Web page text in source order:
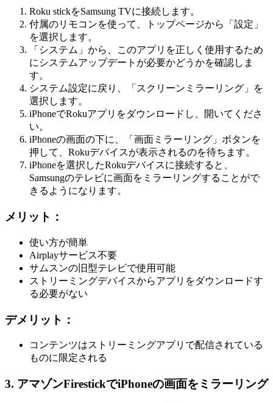
Roku stickをSamsung TVに接続します。
付属のリモコンを使って、トップページから「設定」
を選択します。
「システム」から、このアプリを正しく使用するため
にシステムアップデートが必要かどうかを確認しま
す。
システム設定に戻り、「スクリーンミラーリング」を
選択します。
iPhoneでRokuアプリをダウンロードし、開いてくださ
い。
iPhoneの画面の下に、「画面ミラーリング」ボタンを
押して、Rokuデバイスが表示されるのを待ちます。
iPhoneを選択したRokuデバイスに接続すると、
Samsungのテレビに画面をミラーリングすることがで
きるようになります。
メリット：
使い方が簡単
Airplayサービス不要
サムスンの旧型テレビで使用可能
ストリーミングデバイスからアプリをダウンロードす
る必要がない
デメリット：
コンテンツはストリーミングアプリで配信されている
ものに限定される
3. アマゾンFirestickでiPhoneの画面をミラーリング